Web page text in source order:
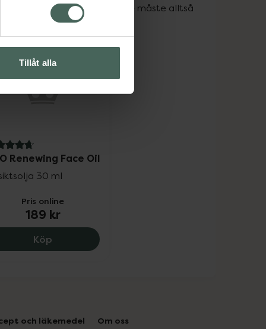
Tillåt alla
inte kan producera själv. De måste alltså
av 5 i omdöme
Renewing Face Oil
30 ml
Pris online
189 kr
Köp ACO Renewing Face Oil, 189 kr.
och läkemedel Om oss